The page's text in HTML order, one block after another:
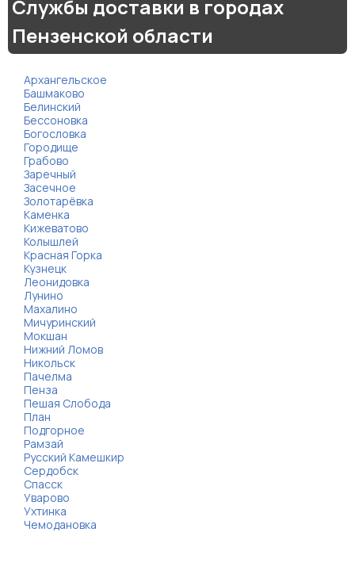
Службы доставки в городах
Пензенской области
Архангельское
Башмаково
Белинский
Бессоновка
Богословка
Городище
Грабово
Заречный
Засечное
Золотарёвка
Каменка
Кижеватово
Колышлей
Красная Горка
Кузнецк
Леонидовка
Лунино
Махалино
Мичуринский
Мокшан
Нижний Ломов
Никольск
Пачелма
Пенза
Пешая Слобода
План
Подгорное
Рамзай
Русский Камешкир
Сердобск
Спасск
Уварово
Ухтинка
Чемодановка